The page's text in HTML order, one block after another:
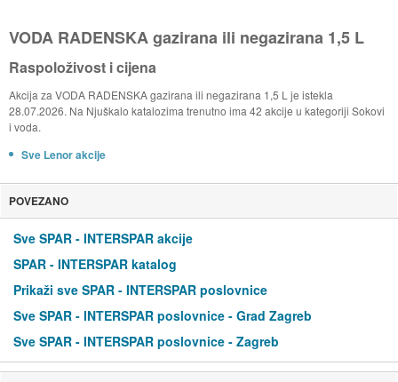
VODA RADENSKA gazirana ili negazirana 1,5 L
Raspoloživost i cijena
Akcija za VODA RADENSKA gazirana ili negazirana 1,5 L je istekla
28.07.2026. Na Njuškalo katalozima trenutno ima 42 akcije u kategoriji Sokovi
i voda.
Sve Lenor akcije
POVEZANO
Sve SPAR - INTERSPAR akcije
SPAR - INTERSPAR katalog
Prikaži sve SPAR - INTERSPAR poslovnice
Sve SPAR - INTERSPAR poslovnice - Grad Zagreb
Sve SPAR - INTERSPAR poslovnice - Zagreb